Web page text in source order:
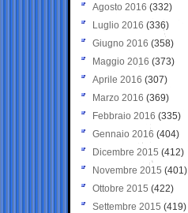
Agosto 2016 (332)
Luglio 2016 (336)
Giugno 2016 (358)
Maggio 2016 (373)
Aprile 2016 (307)
Marzo 2016 (369)
Febbraio 2016 (335)
Gennaio 2016 (404)
Dicembre 2015 (412)
Novembre 2015 (401)
Ottobre 2015 (422)
Settembre 2015 (419)